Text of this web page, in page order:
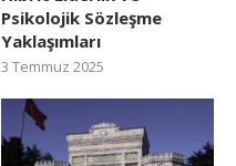
Psikolojik Sözleşme
Yaklaşımları
3 Temmuz 2025